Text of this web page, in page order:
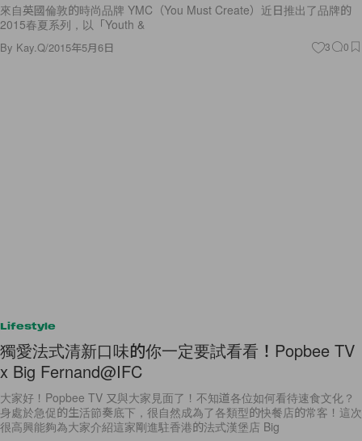
來自英國倫敦的時尚品牌 YMC（You Must Create）近日推出了品牌的
2015春夏系列，以「Youth &
By Kay.Q/2015年5月6日 3 0
Lifestyle
獨愛法式清新口味的你一定要試看看！Popbee TV
x Big Fernand@IFC
大家好！Popbee TV 又與大家見面了！不知道各位如何看待速食文化？
身處於急促的生活節奏底下，很自然成為了各類型的快餐店的常客！這次
很高興能夠為大家介紹這家剛進駐香港的法式漢堡店 Big